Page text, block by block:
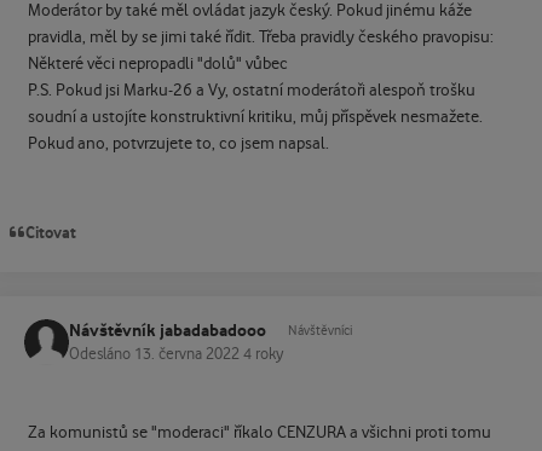
Moderátor by také měl ovládat jazyk český. Pokud jinému káže
pravidla, měl by se jimi také řídit. Třeba pravidly českého pravopisu:
Některé věci nepropadli "dolů" vůbec
P.S. Pokud jsi Marku-26 a Vy, ostatní moderátoři alespoň trošku
soudní a ustojíte konstruktivní kritiku, můj příspěvek nesmažete.
Pokud ano, potvrzujete to, co jsem napsal.
Citovat
Návštěvník jabadabadooo Návštěvníci
Odesláno 13. června 2022 4 roky
Za komunistů se "moderaci" říkalo CENZURA a všichni proti tomu